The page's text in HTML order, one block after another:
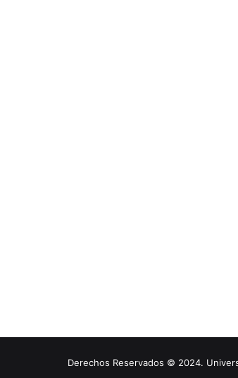
Derechos Reservados © 2024.